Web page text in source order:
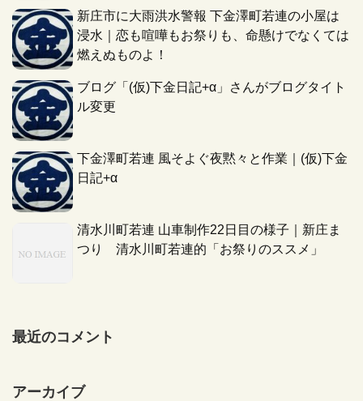
新庄市に大雨洪水警報 下金澤町若連の小屋は
浸水｜恋も喧嘩もお祭りも、命懸けでなくては
燃えぬものよ！
ブログ「(仮)下金日記+α」さんがブログタイト
ル変更
下金澤町若連 風そよぐ夜黙々と作業｜(仮)下金
日記+α
清水川町若連 山車制作22日目の様子｜新庄ま
つり 清水川町若連的「お祭りのススメ」
最近のコメント
アーカイブ